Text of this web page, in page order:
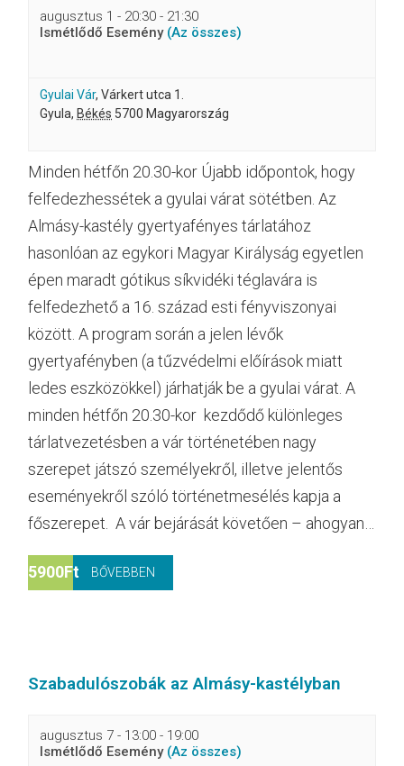
augusztus 1 - 20:30 - 21:30
Ismétlődő Esemény (Az összes)
Gyulai Vár,Várkert utca 1.
Gyula, Békés 5700 Magyarország
Minden hétfőn 20.30-kor Újabb időpontok, hogy
felfedezhessétek a gyulai várat sötétben. Az
Almásy-kastély gyertyafényes tárlatához
hasonlóan az egykori Magyar Királyság egyetlen
épen maradt gótikus síkvidéki téglavára is
felfedezhető a 16. század esti fényviszonyai
között. A program során a jelen lévők
gyertyafényben (a tűzvédelmi előírások miatt
ledes eszközökkel) járhatják be a gyulai várat. A
minden hétfőn 20.30-kor kezdődő különleges
tárlatvezetésben a vár történetében nagy
szerepet játszó személyekről, illetve jelentős
eseményekről szóló történetmesélés kapja a
főszerepet. A vár bejárását követően – ahogyan…
5900Ft BŐVEBBEN
Szabadulószobák az Almásy-kastélyban
augusztus 7 - 13:00 - 19:00
Ismétlődő Esemény (Az összes)